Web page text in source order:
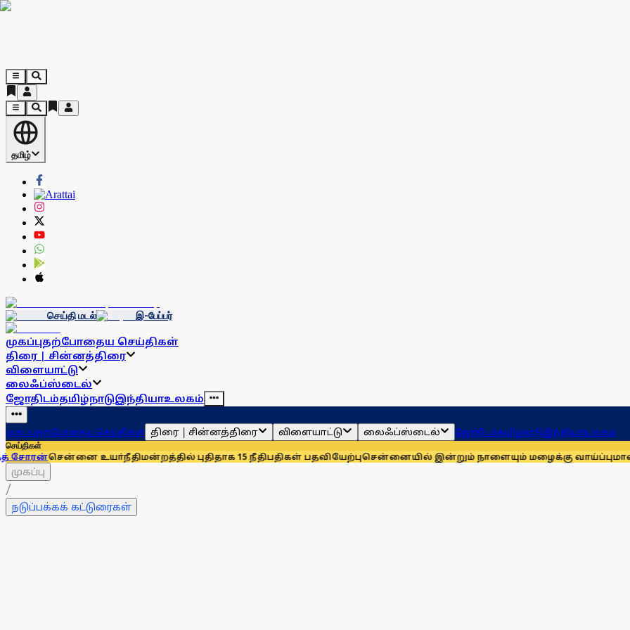
தமிழ்
செய்தி மடல் இ-பேப்பர்
முகப்புதற்போதைய செய்திகள்
திரை | சின்னத்திரை
விளையாட்டு
லைஃப்ஸ்டைல்
ஜோதிடம்தமிழ்நாடுஇந்தியாஉலகம்
முகப்புதற்போதைய செய்திகள் திரை | சின்னத்திரை விளையாட்டு லைஃப்ஸ்டைல் ஜோதிடம்தமிழ்நாடுஇந்தியாஉலகம்
செய்திகள்
உயா்நீதிமன்றத்தில் புதிதாக 15 நீதிபதிகள் பதவியேற்பு சென்னையில் இன்றும் நாளையும் மழைக்கு வாய்ப்பு
முகப்பு
/
நடுப்பக்கக் கட்டுரைகள்